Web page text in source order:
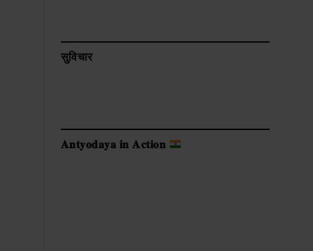
सुविचार
𝐀𝐧𝐭𝐲𝐨𝐝𝐚𝐲𝐚 𝐢𝐧 𝐀𝐜𝐭𝐢𝐨𝐧